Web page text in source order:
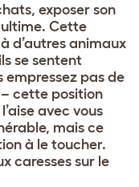
exposer son
Cette
d’autres animaux
se sentent
empressez pas de
cette position
avec vous
mais ce
à le toucher.
caresses sur le